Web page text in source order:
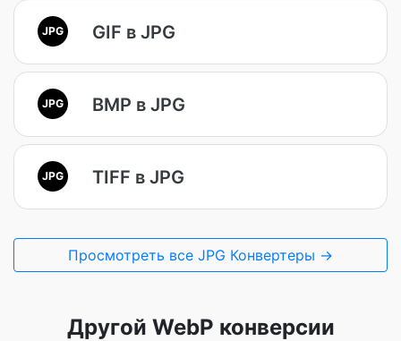
JPG GIF в JPG
JPG BMP в JPG
JPG TIFF в JPG
Просмотреть все JPG Конвертеры →
Другой WebP конверсии